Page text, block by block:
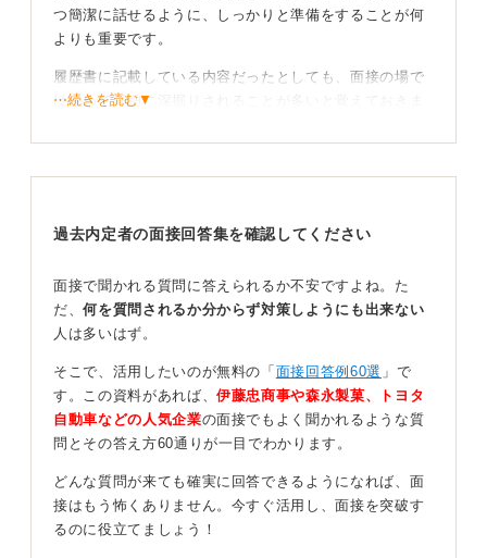
つ簡潔に話せるように、しっかりと準備をすることが何
よりも重要です。
履歴書に記載している内容だったとしても、面接の場で
は改めて詳細に深掘りされることが多いと覚えておきま
ることでどのような相乗効果を生み出せるのかを、具体
的に説明できるように準備しておくのが良いでしょう。
意図が不明な質問は遠慮なく聞き返してOK！
もし、質問の意図がわかりにくいと感じた場合に、聞き
返すことはまったく問題ありません。
「恐れ入りますが、もう一度ご質問いただけますでしょ
うか？ 」といった形で丁寧に確認しましょう。
⋯続きを読む▼
過去内定者の面接回答集を確認してください
面接で聞かれる質問に答えられるか不安ですよね。た
だ、何を質問されるか分からず対策しようにも出来ない
人は多いはず。
そこで、活用したいのが無料の「 面接回答例60選 」で
す。この資料があれば、伊藤忠商事や森永製菓、トヨタ
自動車などの人気企業の面接でもよく聞かれるような質
問とその答え方60通りが一目でわかります。
どんな質問が来ても確実に回答できるようになれば、面
接はもう怖くありません。今すぐ活用し、面接を突破す
るのに役立てましょう！